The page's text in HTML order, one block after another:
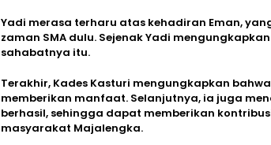
Yadi merasa terharu atas kehadiran Eman,
zaman SMA dulu. Sejenak Yadi
sahabatnya itu.
Terakhir, Kades Kasturi mengungkapkan
memberikan manfaat. Selanjutnya, ia juga
berhasil, sehingga dapat memberikan
masyarakat Majalengka.